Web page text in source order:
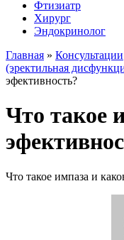
Фтизиатр
Хирург
Эндокринолог
Главная » Консультации
(эректильная
эфективность?
Что такое
Что такое импаза и